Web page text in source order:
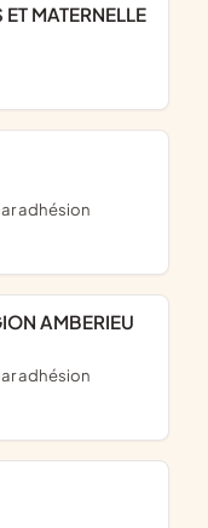
MATERNELLE
AMBERIEU